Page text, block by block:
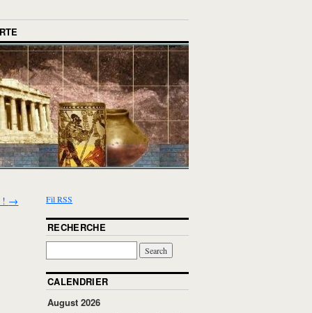
! → Fil RSS
RECHERCHE
CALENDRIER
August 2026